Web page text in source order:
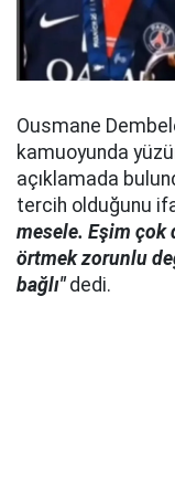
Ousmane
kamuoyunda
açıklamada
tercih olduğunu
mesele. Eşim çok
örtmek zorunlu
bağlı"dedi.